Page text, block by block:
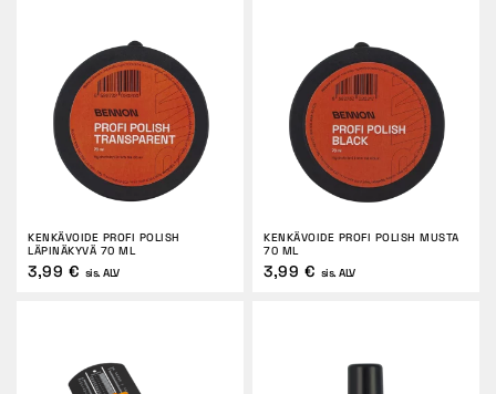
KENKÄVOIDE PROFI POLISH
LÄPINÄKYVÄ 70 ML
3,99 € sis. ALV
KENKÄVOIDE PROFI POLISH MUSTA
70 ML
3,99 € sis. ALV